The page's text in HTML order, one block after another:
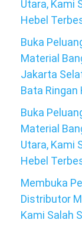
Utara, Kami
Hebel
Buka
Material
Jakarta
Bata
Buka
Material
Utara, Kami
Hebel
Membuka
Distributor
Kami Salah